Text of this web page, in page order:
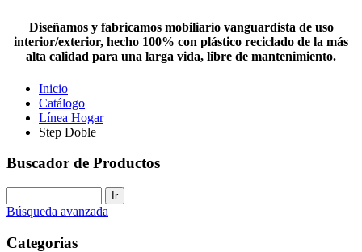
Diseñamos y fabricamos mobiliario vanguardista de uso
interior/exterior, hecho 100% con plástico reciclado de la más
alta calidad para una larga vida, libre de mantenimiento.
Inicio
Catálogo
Línea Hogar
Step Doble
Buscador de Productos
Búsqueda avanzada
Categorias